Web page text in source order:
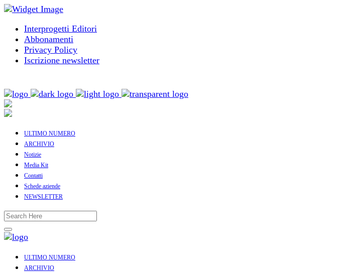
Interprogetti Editori
Abbonamenti
Privacy Policy
Iscrizione newsletter
ULTIMO NUMERO
ARCHIVIO
Notizie
Media Kit
Contatti
Schede aziende
NEWSLETTER
ULTIMO NUMERO
ARCHIVIO